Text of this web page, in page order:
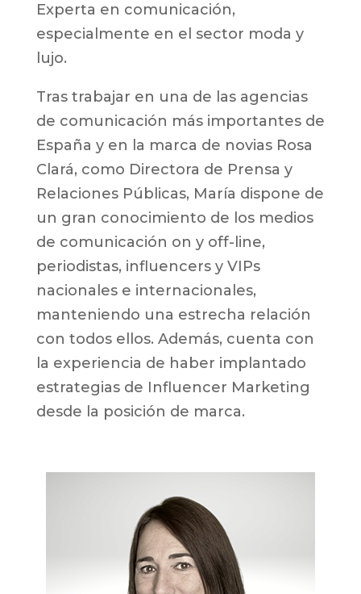
Experta en comunicación,
especialmente en el sector moda y
lujo.
Tras trabajar en una de las agencias
de comunicación más importantes de
España y en la marca de novias Rosa
Clará, como Directora de Prensa y
Relaciones Públicas, María dispone de
un gran conocimiento de los medios
de comunicación on y off-line,
periodistas, influencers y VIPs
nacionales e internacionales,
manteniendo una estrecha relación
con todos ellos. Además, cuenta con
la experiencia de haber implantado
estrategias de Influencer Marketing
desde la posición de marca.